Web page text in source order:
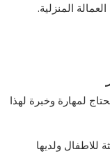
المنزلية.
لمهارة وخبرة لهذا
للاطفال ولديها